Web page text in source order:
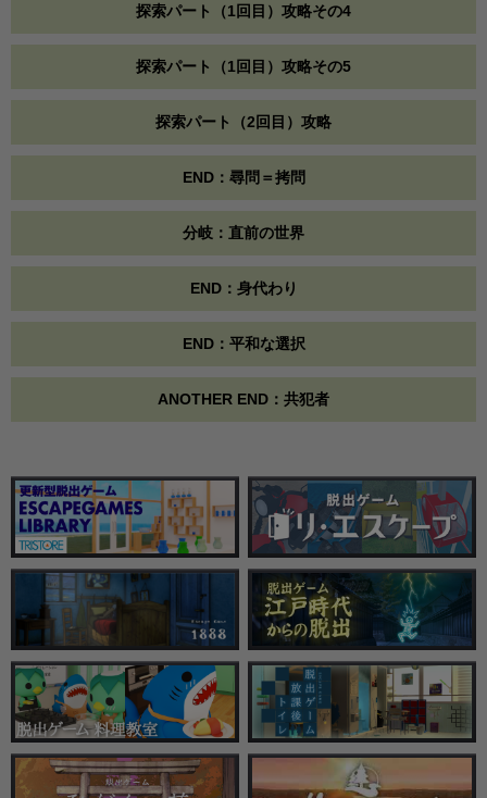
探索パート（1回目）攻略その4
探索パート（1回目）攻略その5
探索パート（2回目）攻略
END：尋問＝拷問
分岐：直前の世界
END：身代わり
END：平和な選択
ANOTHER END：共犯者